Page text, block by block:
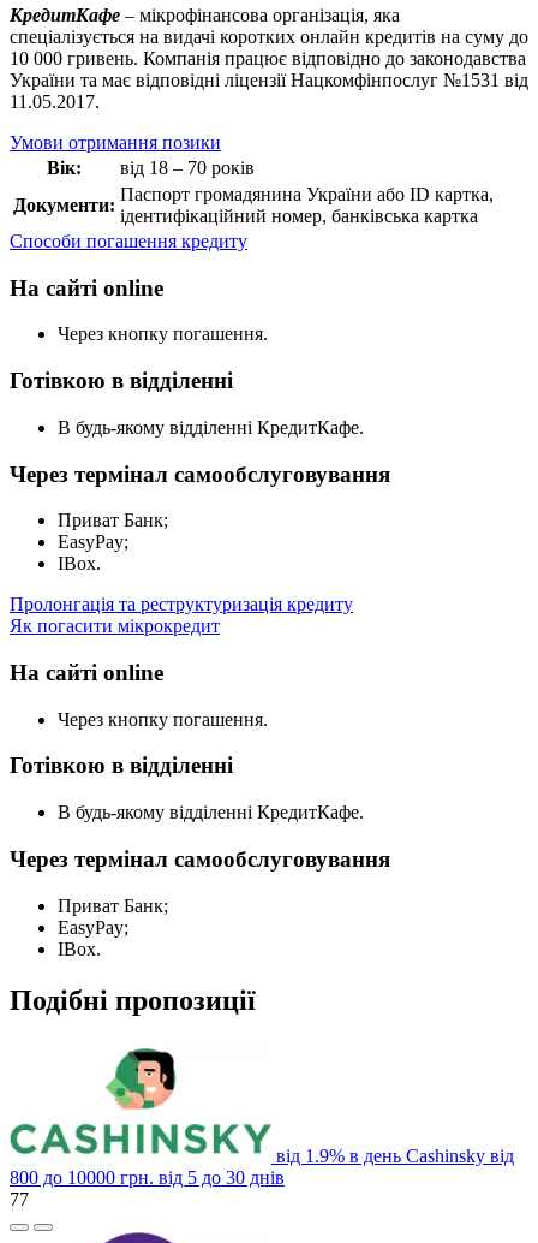
КредитКафе – мікрофінансова організація, яка
спеціалізується на видачі коротких онлайн кредитів на суму до
10 000 гривень. Компанія працює відповідно до законодавства
України та має відповідні ліцензії Нацкомфінпослуг №1531 від
11.05.2017.
Умови отримання позики
Вік:
від 18 – 70 років
Документи:
Паспорт громадянина України або ID картка,
ідентифікаційний номер, банківська картка
Способи погашення кредиту
На сайті online
Через кнопку погашення.
Готівкою в відділенні
В будь-якому відділенні КредитКафе.
Через термінал самообслуговування
Приват Банк;
EasyPay;
IBox.
Пролонгація та реструктуризація кредиту
Як погасити мікрокредит
На сайті online
Через кнопку погашення.
Готівкою в відділенні
В будь-якому відділенні КредитКафе.
Через термінал самообслуговування
Приват Банк;
EasyPay;
IBox.
Подібні пропозиції
від 1.9% в день Cashinsky від
800 до 10000 грн. від 5 до 30 днів
77